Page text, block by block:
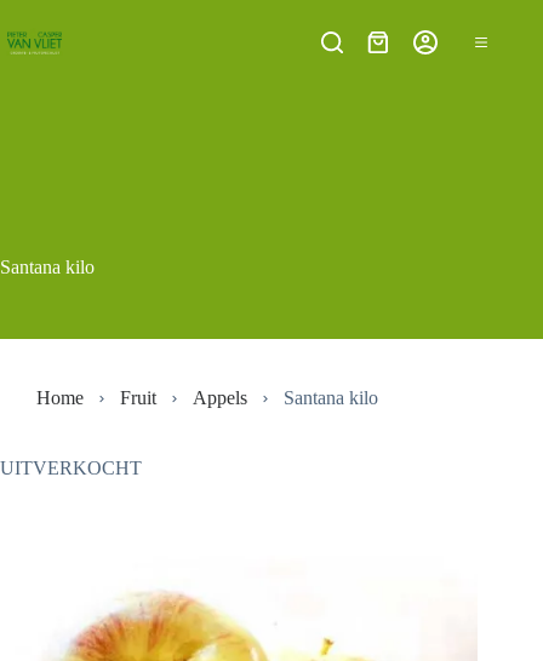
naar
de
Winkelwagen
Santana kilo
Home Fruit Appels Santana kilo
UITVERKOCHT